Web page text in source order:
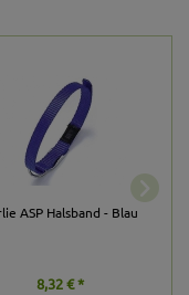
ASP Halsband - Blau
8,32 € *